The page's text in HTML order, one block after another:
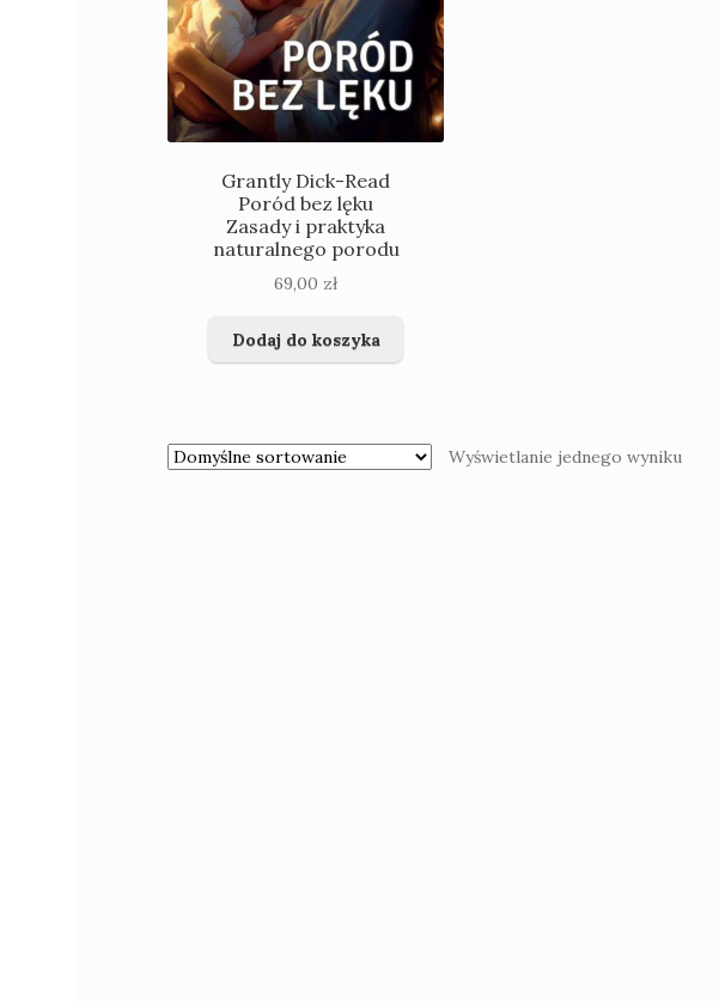
Grantly Dick-Read
Poród bez lęku
Zasady i praktyka
naturalnego porodu
69,00 zł
Dodaj do koszyka
Wyświetlanie jednego wyniku